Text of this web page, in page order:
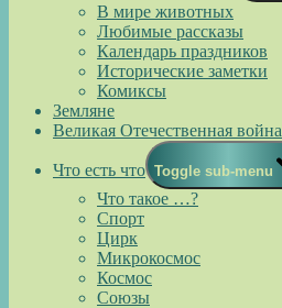
В мире животных
Любимые рассказы
Календарь праздников
Исторические заметки
Комиксы
Земляне
Великая Отечественная война
Что есть что Toggle sub-menu
Что такое …?
Спорт
Цирк
Микрокосмос
Космос
Союзы